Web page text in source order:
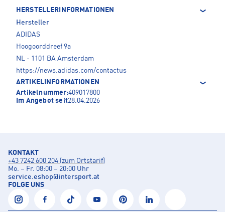
HERSTELLERINFORMATIONEN
Hersteller
ADIDAS
Hoogoorddreef 9a
NL - 1101 BA Amsterdam
https://news.adidas.com/contactus
ARTIKELINFORMATIONEN
Artikelnummer:409017800
Im Angebot seit28.04.2026
KONTAKT
+43 7242 600 204 (zum Ortstarif)
Mo. – Fr. 08:00 – 20:00 Uhr
service.eshop@intersport.at
FOLGE UNS